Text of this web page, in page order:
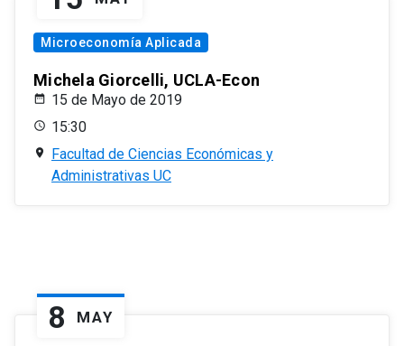
Microeconomía Aplicada
Michela Giorcelli, UCLA-Econ
15 de Mayo de 2019
15:30
Facultad de Ciencias Económicas y
Administrativas UC
8 MAY